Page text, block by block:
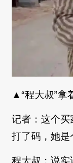
▲“程大叔”拿
记者：这个
打了码，她是
程大叔：说